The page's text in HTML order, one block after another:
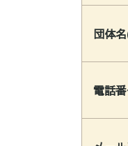
団体
電話